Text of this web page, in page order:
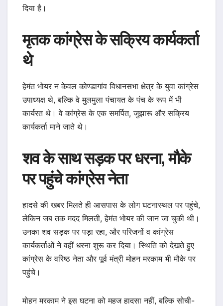
दिया है।
मृतक कांग्रेस के सक्रिय कार्यकर्ता
थे
हेमंत भोयर न केवल कोण्डागांव विधानसभा क्षेत्र के युवा कांग्रेस
उपाध्यक्ष थे, बल्कि वे मुलमुला पंचायत के पंच के रूप में भी
कार्यरत थे। वे कांग्रेस के एक समर्पित, जुझारू और सक्रिय
कार्यकर्ता माने जाते थे।
शव के साथ सड़क पर धरना, मौके
पर पहुंचे कांग्रेस नेता
हादसे की खबर मिलते ही आसपास के लोग घटनास्थल पर पहुंचे,
लेकिन जब तक मदद मिलती, हेमंत भोयर की जान जा चुकी थी।
उनका शव सड़क पर पड़ा रहा, और परिजनों व कांग्रेस
कार्यकर्ताओं ने वहीं धरना शुरू कर दिया। स्थिति को देखते हुए
कांग्रेस के वरिष्ठ नेता और पूर्व मंत्री मोहन मरकाम भी मौके पर
पहुंचे।
मोहन मरकाम ने इस घटना को महज हादसा नहीं, बल्कि सोची-